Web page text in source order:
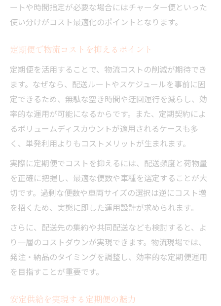
ートや時間指定が必要な場合にはチャーター便といった
使い分けがコスト最適化のポイントとなります。
定期便で物流コストを抑えるポイント
定期便を活用することで、物流コストの削減が期待でき
ます。なぜなら、配送ルートやスケジュールを事前に固
定できるため、無駄な空き時間や迂回運行を減らし、効
率的な運用が可能になるからです。また、定期契約によ
るボリュームディスカウントが適用されるケースも多
く、単発利用よりもコストメリットが生まれます。
実際に定期便でコストを抑えるには、配送頻度と荷物量
を正確に把握し、最適な便数や車種を選定することが大
切です。過剰な便数や車両サイズの選択は逆にコスト増
を招くため、実態に即した運用設計が求められます。
さらに、配送先の集約や共同配送なども検討すると、よ
り一層のコストダウンが実現できます。物流現場では、
発注・納品のタイミングを調整し、効率的な定期便運用
を目指すことが重要です。
安定供給を実現する定期便の魅力